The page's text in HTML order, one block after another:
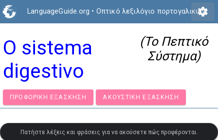
LanguageGuide.org • Οπτικό λεξιλόγιο πορτογαλικών
settings
O sistema
digestivo
(Το Πεπτικό
Σύστημα)
ΠΡΟΦΟΡΙΚΉ ΕΞΆΣΚΗΣΗ ΑΚΟΥΣΤΙΚΉ ΕΞΆΣΚΗΣΗ
Πατήστε λέξεις και φράσεις για να ακούσετε πώς προφέρονται.